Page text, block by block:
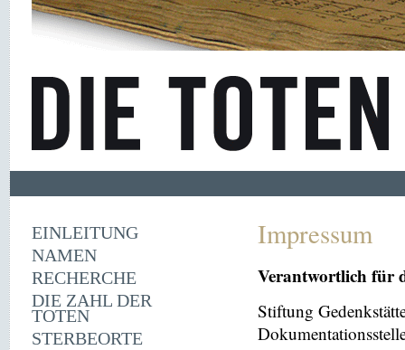
EINLEITUNG
NAMEN
RECHERCHE
DIE ZAHL DER
TOTEN
STERBEORTE
Impressum
Verantwortlich für
Stiftung